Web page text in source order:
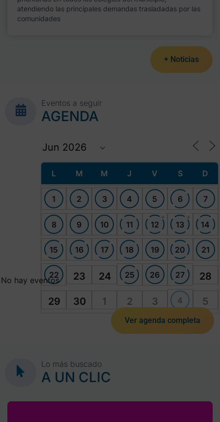
atendiendo las principales demandas trasladadas por las
comunidades
+ Noticias
Eventos a seguir
AGENDA
L M M J V S D
1 2 3 4 5 6 7
8 9 10 11 12
+
13
+
14
15 16 17 18 19 20 21
22 23 24 25 26 27 28
29 30 1 2 3 4 5
No hay eventos
Ver agenda completa
Lo más buscado
A UN CLIC